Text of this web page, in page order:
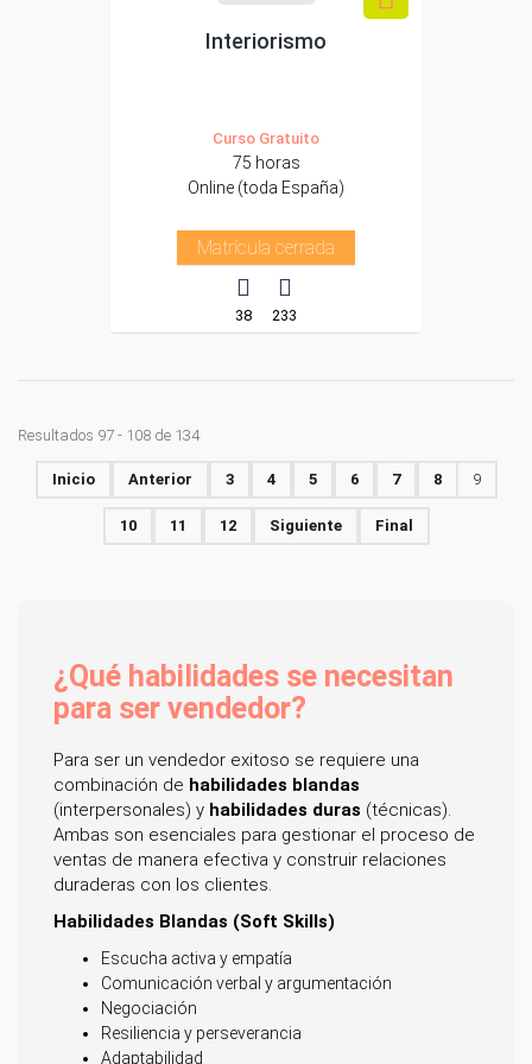
Interiorismo
Curso Gratuito
75 horas
Online (toda España)
Matrícula cerrada
38 233
Resultados 97 - 108 de 134
Inicio Anterior 3 4 5 6 7 8 9
10 11 12 Siguiente Final
¿Qué habilidades se necesitan
para ser vendedor?
Para ser un vendedor exitoso se requiere una
combinación de habilidades blandas
(interpersonales) y habilidades duras (técnicas).
Ambas son esenciales para gestionar el proceso de
ventas de manera efectiva y construir relaciones
duraderas con los clientes.
Habilidades Blandas (Soft Skills)
Escucha activa y empatía
Comunicación verbal y argumentación
Negociación
Resiliencia y perseverancia
Adaptabilidad